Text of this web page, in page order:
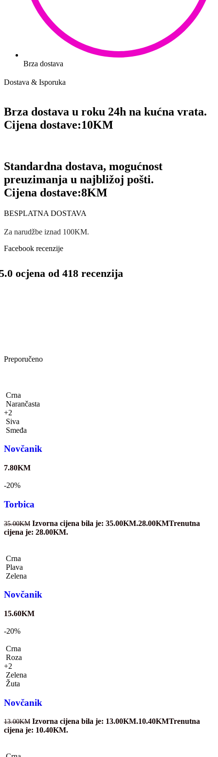
Brza dostava
Dostava & Isporuka
Brza dostava u roku 24h na kućna vrata.
Cijena dostave:10KM
Standardna dostava, mogućnost
preuzimanja u najbližoj pošti.
Cijena dostave:8KM
BESPLATNA DOSTAVA
Za narudžbe iznad 100KM.
Facebook recenzije
ocjena od 418 recenzija
Preporučeno
Crna
Narančasta
+2
Siva
Smeđa
Novčanik
7.80KM
-20%
Torbica
35.00KM Izvorna cijena bila je: 35.00KM.28.00KMTrenutna
cijena je: 28.00KM.
Crna
Plava
Zelena
Novčanik
15.60KM
-20%
Crna
Roza
+2
Zelena
Žuta
Novčanik
13.00KM Izvorna cijena bila je: 13.00KM.10.40KMTrenutna
cijena je: 10.40KM.